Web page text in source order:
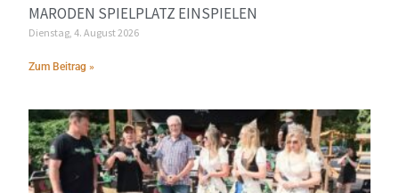
MARODEN SPIELPLATZ EINSPIELEN
Dienstag, 4. August 2026
Zum Beitrag »